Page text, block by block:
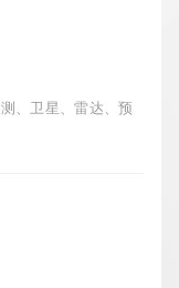
、卫星、雷达、预